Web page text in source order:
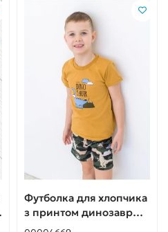
Футболка для хлопчика
з принтом динозавр
гірчична